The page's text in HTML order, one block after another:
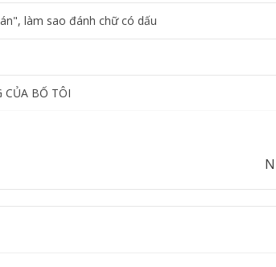
làm sao đánh chữ có dấu
CỦA BỐ TÔI